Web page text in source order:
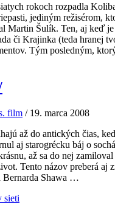
rokoch rozpadla
jediným režisérom,
Martin Šulík. Ten, aj keď
či Krajinka (teda hranej
Tým posledným,
film / 19. marca 2008
až do antických čias,
aj starogrécku báj o
až sa do nej zamiloval
Tento názov preberá aj
Bernarda Shawa …